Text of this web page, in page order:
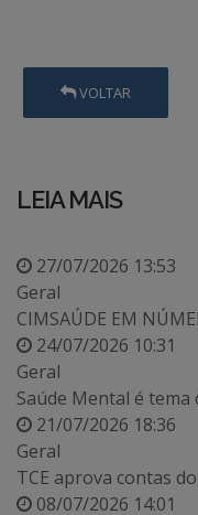
VOLTAR
LEIA MAIS
27/07/2026 13:53
Geral
CIMSAÚDE EM
24/07/2026 10:31
Geral
Saúde Mental é tema
21/07/2026 18:36
Geral
TCE aprova contas
08/07/2026 14:01